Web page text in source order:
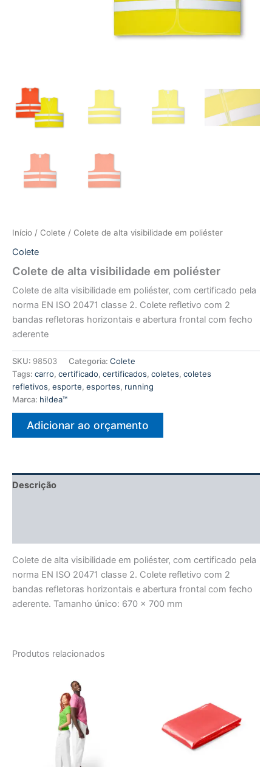
Início / Colete / Colete de alta visibilidade em poliéster
Colete
Colete de alta visibilidade em poliéster
Colete de alta visibilidade em poliéster, com certificado pela
norma EN ISO 20471 classe 2. Colete refletivo com 2
bandas refletoras horizontais e abertura frontal com fecho
aderente
SKU: 98503 Categoria: Colete
Tags: carro, certificado, certificados, coletes, coletes
refletivos, esporte, esportes, running
Marca: hi!dea™
Adicionar ao orçamento
Descrição
Colete de alta visibilidade em poliéster, com certificado pela
norma EN ISO 20471 classe 2. Colete refletivo com 2
bandas refletoras horizontais e abertura frontal com fecho
aderente. Tamanho único: 670 x 700 mm
Produtos relacionados